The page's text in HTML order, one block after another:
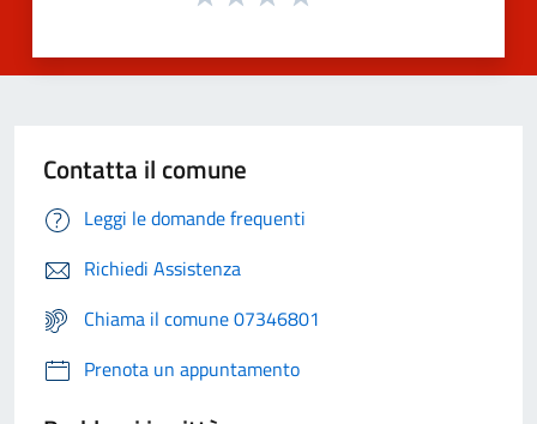
Contatta il comune
Leggi le domande frequenti
Richiedi Assistenza
Chiama il comune 07346801
Prenota un appuntamento